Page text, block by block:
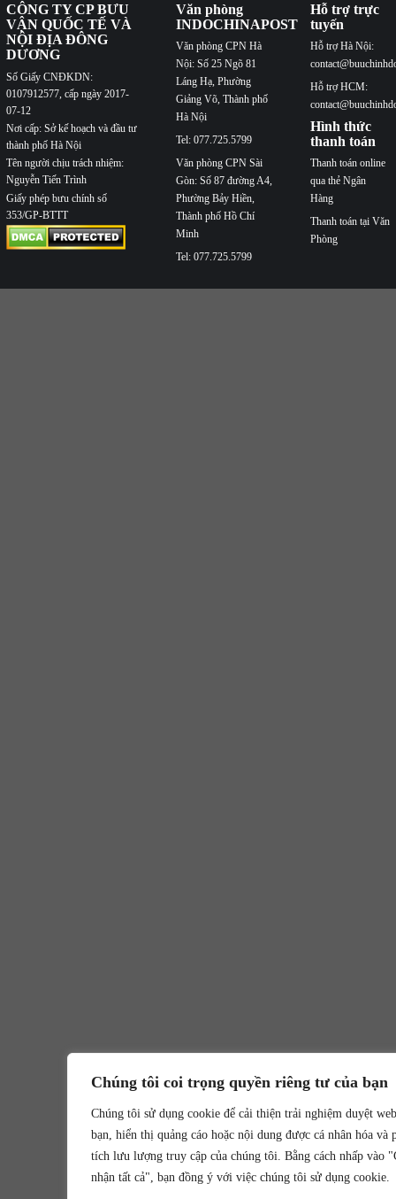
Chúng tôi coi trọng quyền riêng tư của bạn
Chúng tôi sử dụng cookie để cải thiện trải nghiệm duyệt
bạn, hiển thị quảng cáo hoặc nội dung được cá nhân hóa và
tích lưu lượng truy cập của chúng tôi. Bằng cách nhấp vào
nhận tất cả", bạn đồng ý với việc chúng tôi sử dụng cookie.
CÔNG TY CP BƯU
VẬN QUỐC TẾ VÀ
NỘI ĐỊA ĐÔNG
DƯƠNG
Số Giấy CNĐKDN:
0107912577, cấp ngày 2017-
07-12
Nơi cấp: Sở kế hoạch và đầu tư
thành phố Hà Nội
Tên người chịu trách nhiệm:
Nguyễn Tiến Trình
Giấy phép bưu chính số
353/GP-BTTT
Văn phòng
INDOCHINAPOST
Văn phòng CPN Hà
Nội: Số 25 Ngõ 81
Láng Hạ, Phường
Giảng Võ, Thành phố
Hà Nội
Tel: 077.725.5799
Văn phòng CPN Sài
Gòn: Số 87 đường A4,
Phường Bảy Hiền,
Thành phố Hồ Chí
Minh
Tel: 077.725.5799
Hỗ trợ trực
tuyến
Hỗ trợ Hà Nội:
Hỗ trợ HCM:
Hình thức
thanh toán
Thanh toán online
qua thẻ Ngân
Hàng
Thanh toán tại Văn
Phòng